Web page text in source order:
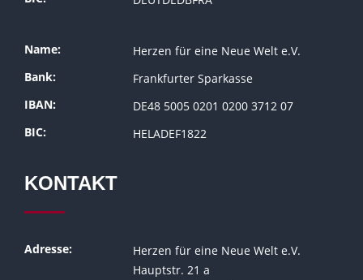
Name:
Herzen für eine Neue Welt e.V.
Bank:
Frankfurter Sparkasse
IBAN:
DE48 5005 0201 0200 3712 07
BIC:
HELADEF1822
KONTAKT
Adresse:
Herzen für eine Neue Welt e.V.
Hauptstr. 21 a